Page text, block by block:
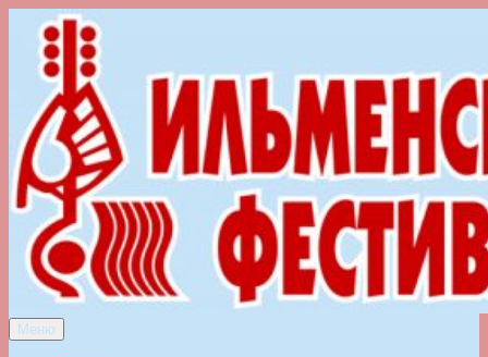
Перейти
содержимому
Ильменский фестиваль авторской песни
Меню